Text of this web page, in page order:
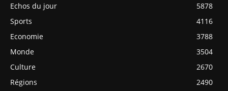
Echos du jour
5878
Sports
4116
Economie
3788
Monde
3504
Culture
2670
Régions
2490